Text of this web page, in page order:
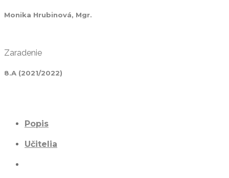
Monika Hrubinová, Mgr.
Zaradenie
8.A (2021/2022)
Popis
Učitelia